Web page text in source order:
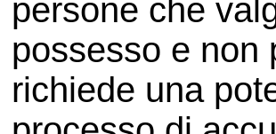
persone che
possesso e non
richiede una